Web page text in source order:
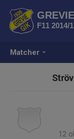
Matcher
F11 2014/
12